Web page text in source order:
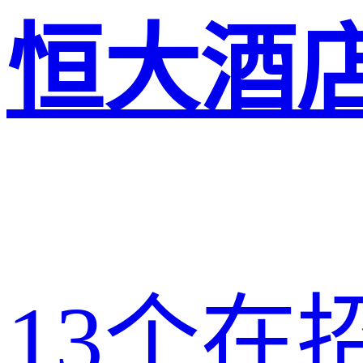
恒大酒
13个在